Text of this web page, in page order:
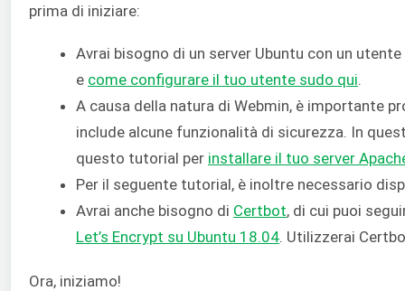
prima di iniziare:
Avrai bisogno di un server Ubuntu con un
e come configurare il tuo utente sudo qui.
A causa della natura di Webmin, è importante
include alcune funzionalità di sicurezza. In
questo tutorial per installare il tuo server
Per il seguente tutorial, è inoltre necessario
Avrai anche bisogno di Certbot, di cui puoi
Let’s Encrypt su Ubuntu 18.04. Utilizzerai
Ora, iniziamo!